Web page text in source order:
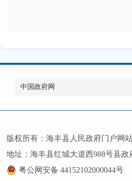
中国政府网
版权所有：海丰县人民政府门户网
地址：海丰县红城大道西988号县政
粤公网安备 44152102000044号